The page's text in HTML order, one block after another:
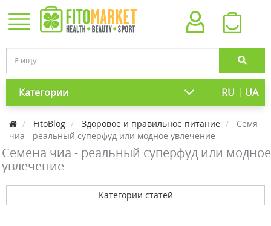
Категории RU | UA
FitoBlog Здоровое и правильное питание
Семя
чиа - реальный суперфуд или модное увлечение
Семена чиа - реальный суперфуд или модное
увлечение
Категории статей